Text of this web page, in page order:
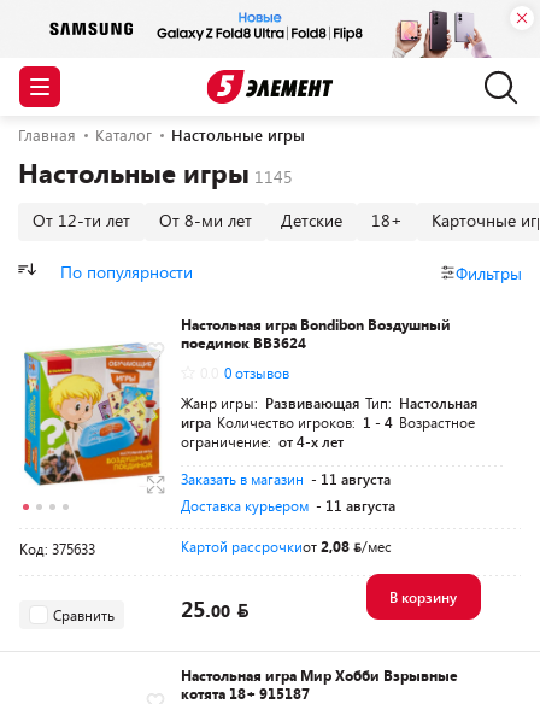
Главная Каталог Настольные игры
Настольные игры
От 12-ти лет От 8-ми лет Детские 18+ Карточные
По популярности Фильтры
Настольная игра Bondibon Воздушный
поединок ВВ3624
0 отзывов
Жанр игры: Развивающая Тип: Настольная
игра Количество игроков: 1 - 4 Возрастное
ограничение: от 4-х лет
Заказать в магазин - 11 августа
Доставка курьером - 11 августа
Код: 375633 Картой рассрочкиот2,08 /мес
Сравнить 25.00
В корзину
Настольная игра Мир Хобби Взрывные
котята 18+ 915187